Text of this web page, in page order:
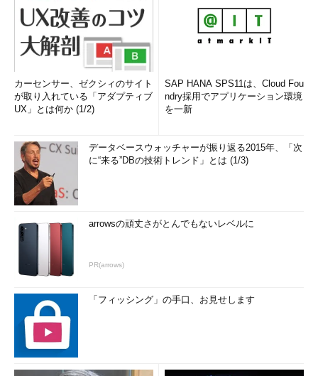
カーセンサー、ゼクシィのサイト
が取り入れている「アダプティブ
UX」とは何か (1/2)
SAP HANA SPS11は、Cloud Fou
ndry採用でアプリケーション環境
を一新
データベースウォッチャーが振り返る2015年、「次
に“来る”DBの技術トレンド」とは (1/3)
arrowsの頑丈さがとんでもないレベルに
PR(arrows)
「フィッシング」の手口、お見せします